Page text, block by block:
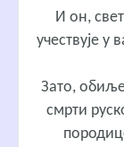
И он,
учествује у
Зато,
смрти